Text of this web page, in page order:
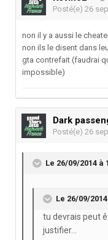
Posté(e) 26
non il y a aussi le
non ils le disent dans
gta contrefait (faudrai
impossible)
Dark
Posté(e) 26
Le 26/09/2014
Le 26/09/
tu devrais peut
justifier...